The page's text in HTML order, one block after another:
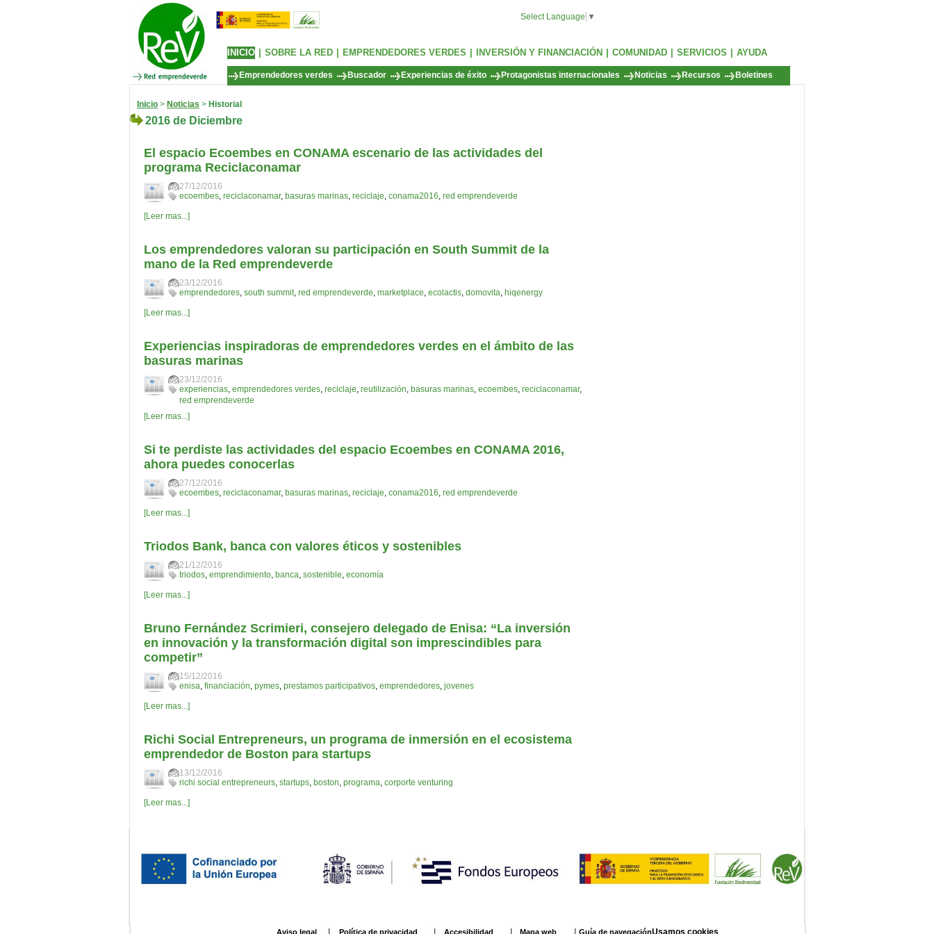
Select Language ▼
INICIO SOBRE LA RED EMPRENDEDORES VERDES INVERSIÓN Y FINANCIACIÓN COMUNIDAD SERVICIOS AYUDA
Emprendedores verdes Buscador Experiencias de éxito Protagonistas internacionales Noticias Recursos Boletines
Inicio > Noticias > Historial
2016 de Diciembre
El espacio Ecoembes en CONAMA escenario de las actividades del
programa Reciclaconamar
27/12/2016
ecoembes, reciclaconamar, basuras marinas, reciclaje, conama2016, red emprendeverde
[Leer mas...]
Los emprendedores valoran su participación en South Summit de la
mano de la Red emprendeverde
23/12/2016
emprendedores, south summit, red emprendeverde, marketplace, ecolactis, domovita, hiqenergy
[Leer mas...]
Experiencias inspiradoras de emprendedores verdes en el ámbito de las
basuras marinas
23/12/2016
experiencias, emprendedores verdes, reciclaje, reutilización, basuras marinas, ecoembes, reciclaconamar,
red emprendeverde
[Leer mas...]
Si te perdiste las actividades del espacio Ecoembes en CONAMA 2016,
ahora puedes conocerlas
27/12/2016
ecoembes, reciclaconamar, basuras marinas, reciclaje, conama2016, red emprendeverde
[Leer mas...]
Triodos Bank, banca con valores éticos y sostenibles
21/12/2016
triodos, emprendimiento, banca, sostenible, economía
[Leer mas...]
Bruno Fernández Scrimieri, consejero delegado de Enisa: “La inversión
en innovación y la transformación digital son imprescindibles para
competir”
15/12/2016
enisa, financiación, pymes, prestamos participativos, emprendedores, jovenes
[Leer mas...]
Richi Social Entrepreneurs, un programa de inmersión en el ecosistema
emprendedor de Boston para startups
13/12/2016
richi social entrepreneurs, startups, boston, programa, corporte venturing
[Leer mas...]
Aviso legal Política de privacidad Accesibilidad Mapa web Guía de navegaciónUsamos cookies